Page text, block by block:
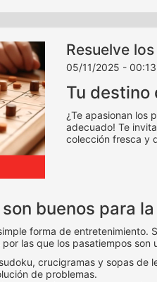
Resuelve
05/11/2025 - 00:13
Tu destino
¿Te apasionan los
adecuado! Te
colección fresca y
buenos para
forma de
las que los pasatiempos
crucigramas y sopas de
de problemas.